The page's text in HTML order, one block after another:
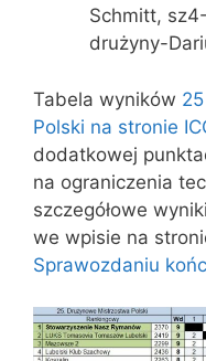
Schmitt,
drużyny-
Tabela wyników
Polski na stronie
dodatkowej
na ograniczenia
szczegółowe
we wpisie na
Sprawozdaniu